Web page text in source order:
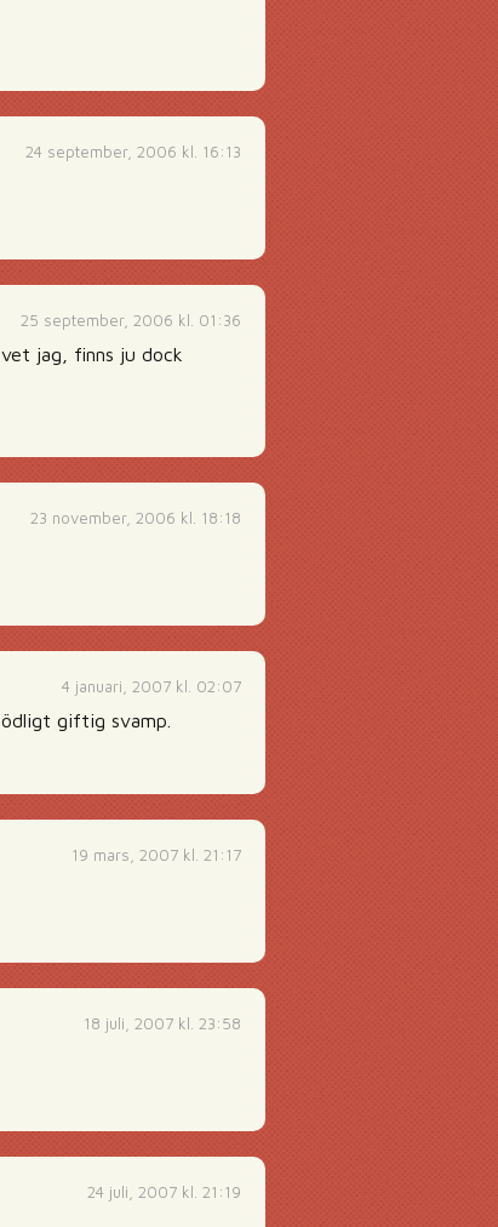
24 september, 2006 kl. 16:13
25 september, 2006 kl. 01:36
jag, finns ju dock
23 november, 2006 kl. 18:18
4 januari, 2007 kl. 02:07
giftig svamp.
19 mars, 2007 kl. 21:17
18 juli, 2007 kl. 23:58
24 juli, 2007 kl. 21:19